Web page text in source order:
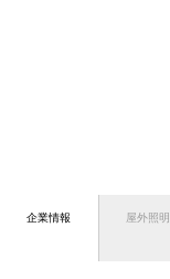
企業情報 屋外照明